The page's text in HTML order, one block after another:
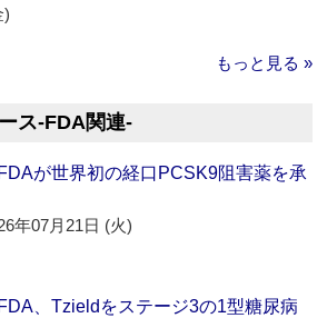
)
もっと見る »
ス‐FDA関連‐
が世界初の経口PCSK9阻害薬を承
年07月21日 (火)
、Tzieldをステージ3の1型糖尿病